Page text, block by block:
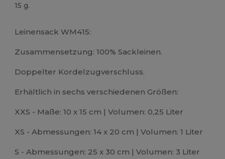
15 g.
Leinensack WM415:
Zusammensetzung: 100% Sackleinen.
Doppelter Kordelzugverschluss.
Erhältlich in sechs verschiedenen Größen:
XXS - Maße: 10 x 15 cm | Volumen: 0,25 Liter
XS - Abmessungen: 14 x 20 cm | Volumen: 1 Liter
S - Abmessungen: 25 x 30 cm | Volumen: 3 Liter